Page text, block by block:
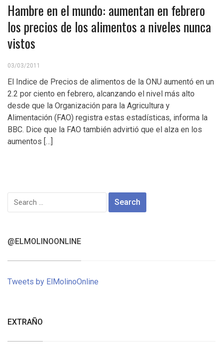
Hambre en el mundo: aumentan en febrero
los precios de los alimentos a niveles nunca
vistos
03/03/2011
El Indice de Precios de alimentos de la ONU aumentó en un
2.2 por ciento en febrero, alcanzando el nivel más alto
desde que la Organización para la Agricultura y
Alimentación (FAO) registra estas estadísticas, informa la
BBC. Dice que la FAO también advirtió que el alza en los
aumentos […]
Search
for:
@ELMOLINOONLINE
Tweets by ElMolinoOnline
EXTRAÑO